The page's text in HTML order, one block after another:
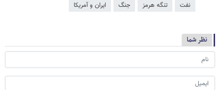
نفت تنگه هرمز جنگ ایران و آمریکا
نظر شما